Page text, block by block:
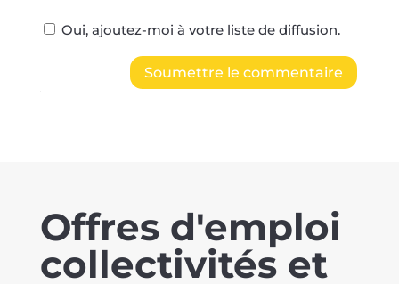
Oui, ajoutez-moi à votre liste de diffusion.
Soumettre le commentaire
Offres d'emploi
collectivités et